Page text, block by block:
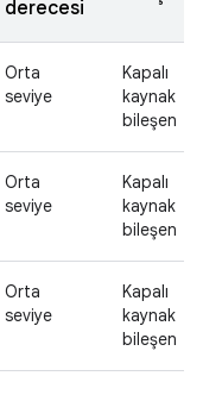
derecesi
Orta
seviye
Kapalı
kaynak
bileşen
Orta
seviye
Kapalı
kaynak
bileşen
Orta
seviye
Kapalı
kaynak
bileşen